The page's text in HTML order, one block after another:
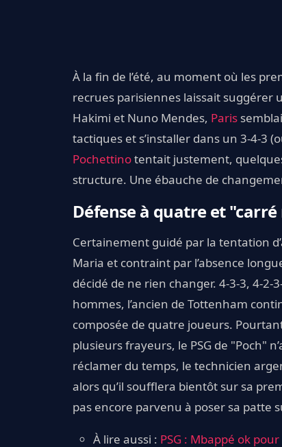
À la fin de l’été, au moment où les
recrues parisiennes laissait suggérer
Hakimi et Nuno Mendes, Paris
tactiques et s’installer dans un 3-4-3
Pochettinotentait justement,
structure. Une ébauche de
Défense à quatre et
Certainement guidé par la tentation
Maria et contraint par l’absence
décidé de ne rien changer. 4-3-3, 4-2-
hommes, l’ancien de Tottenham
composée de quatre joueurs.
plusieurs frayeurs, le PSG de "Poch"
réclamer du temps, le technicien
alors qu’il soufflera bientôt sur sa
pas encore parvenu à poser sa patte
À lire aussi : PSG : Mbappé ok